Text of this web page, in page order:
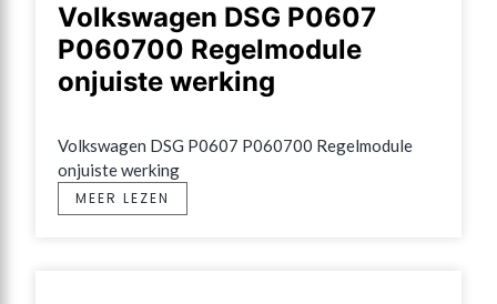
Volkswagen DSG P0607
P060700 Regelmodule
onjuiste werking
Volkswagen DSG P0607 P060700 Regelmodule
onjuiste werking
MEER LEZEN